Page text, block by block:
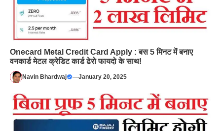
Onecard Metal Credit Card Apply : बस 5 मिनट में बनाए
वनकार्ड मेटल क्रेडिट कार्ड ढेरो फायदो के साथ!
Navin Bhardwaj —January 20, 2025